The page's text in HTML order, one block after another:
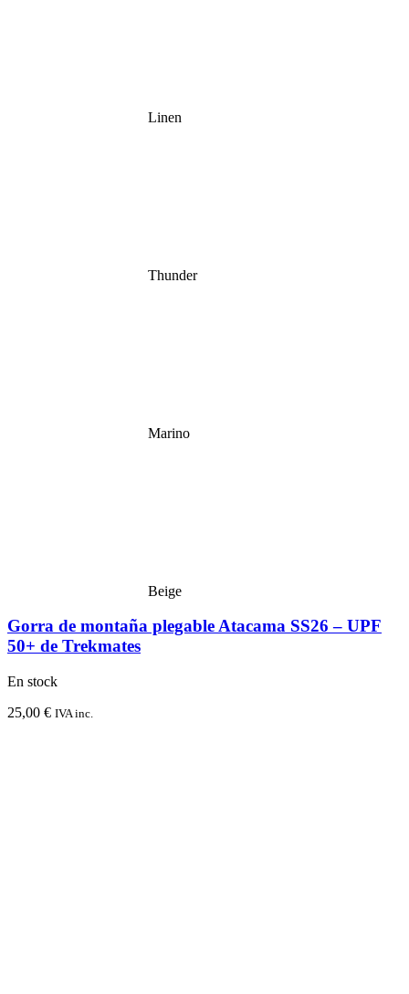
Linen
Thunder
Marino
Beige
Gorra de montaña plegable Atacama SS26 – UPF
50+ de Trekmates
En stock
25,00 € IVA inc.